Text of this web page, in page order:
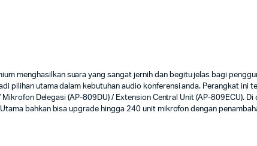
menghasilkan suara yang sangat jernih dan begitu jelas bagi
pilihan utama dalam kebutuhan audio konferensi anda. Perangkat ini
Delegasi (AP-809DU) / Extension Central Unit (AP-809ECU).
bahkan bisa upgrade hingga 240 unit mikrofon dengan